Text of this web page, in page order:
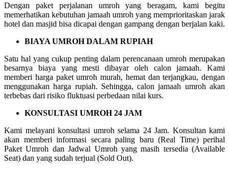
Dengan paket perjalanan umroh yang beragam, kami begitu
memerhatikan kebutuhan jamaah umroh yang memprioritaskan jarak
hotel dan masjid bisa dicapai dengan gampang dengan berjalan kaki.
BIAYA UMROH DALAM RUPIAH
Satu hal yang cukup penting dalam perencanaan umroh merupakan
besarnya biaya yang mesti dibayar oleh calon jamaah. Kami
memberi harga paket umroh murah, hemat dan terjangkau, dengan
menggunakan harga rupiah. Sehingga, calon jamaah umroh akan
terbebas dari risiko fluktuasi perbedaan nilai kurs.
KONSULTASI UMROH 24 JAM
Kami melayani konsultasi umroh selama 24 Jam. Konsultan kami
akan memberi informasi secara paling baru (Real Time) perihal
Paket Umroh dan Jadwal Umroh yang masih tersedia (Available
Seat) dan yang sudah terjual (Sold Out).